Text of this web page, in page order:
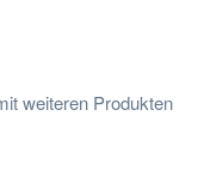
weiteren Produkten